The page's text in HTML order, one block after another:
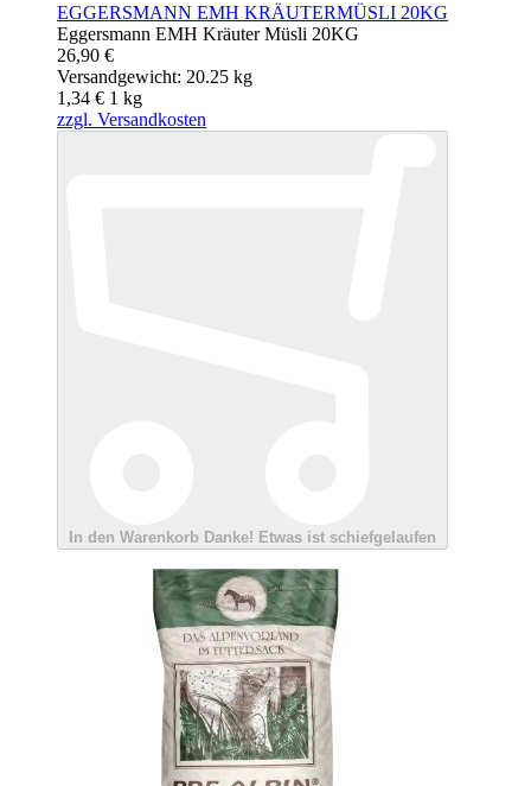
EGGERSMANN EMH KRÄUTERMÜSLI 20KG
Eggersmann EMH Kräuter Müsli 20KG
26,90 €
Versandgewicht: 20.25 kg
1,34 € 1 kg
zzgl. Versandkosten
In den Warenkorb Danke! Etwas ist schiefgelaufen